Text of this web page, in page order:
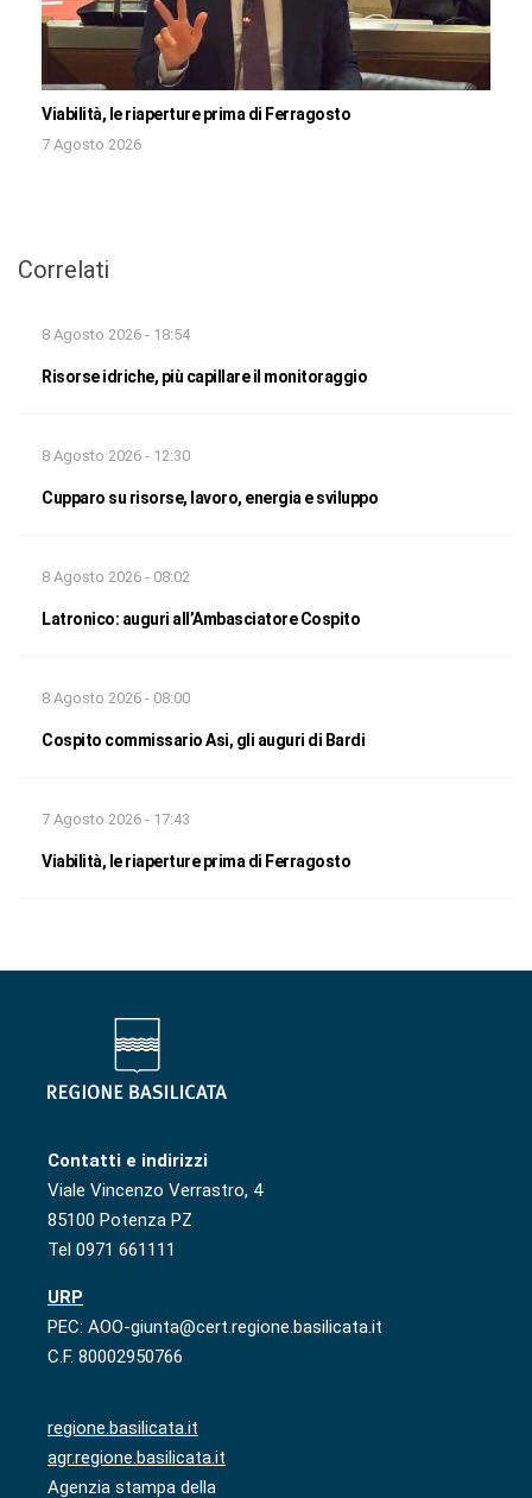
Viabilità, le riaperture prima di Ferragosto
7 Agosto 2026
Correlati
8 Agosto 2026 - 18:54
Risorse idriche, più capillare il monitoraggio
8 Agosto 2026 - 12:30
Cupparo su risorse, lavoro, energia e sviluppo
8 Agosto 2026 - 08:02
Latronico: auguri all’Ambasciatore Cospito
8 Agosto 2026 - 08:00
Cospito commissario Asi, gli auguri di Bardi
7 Agosto 2026 - 17:43
Viabilità, le riaperture prima di Ferragosto
Contatti e indirizzi
Viale Vincenzo Verrastro, 4
85100 Potenza PZ
Tel 0971 661111
URP
PEC: AOO-giunta@cert.regione.basilicata.it
C.F. 80002950766
regione.basilicata.it
agr.regione.basilicata.it
Agenzia stampa della